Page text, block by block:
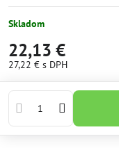
Skladom
22,13 €
27,22 € s DPH